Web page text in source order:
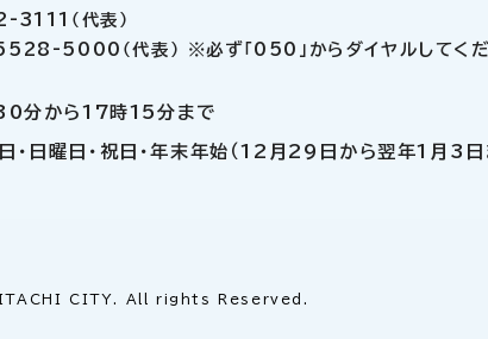
（代表）
5000（代表） ※必ず「050」からダイヤルしてくだ
分から17時15分まで
・日曜日・祝日・年末年始（12月29日から翌年1月3日
CITY. All rights Reserved.